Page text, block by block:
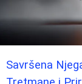
Savršena